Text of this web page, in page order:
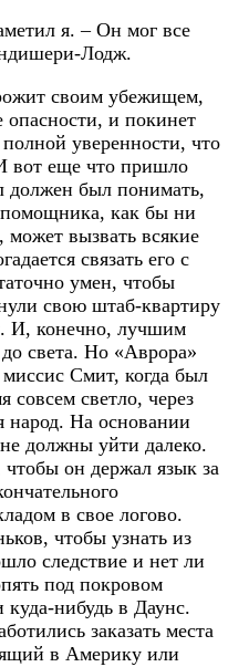
я. – Он мог все
Лодж.
своим убежищем,
опасности, и покинет
полной уверенности, что
вот еще что пришло
должен был понимать,
как бы ни
может вызвать всякие
связать его с
умен, чтобы
свою штаб-квартиру
И, конечно, лучшим
света. Но «Аврора»
Смит, когда был
совсем светло, через
народ. На основании
должны уйти далеко.
он держал язык за
в свое логово.
чтобы узнать из
следствие и нет ли
под покровом
нибудь в Даунс.
заказать места
в Америку или